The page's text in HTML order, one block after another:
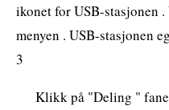
ikonet for USB-stasjonen
menyen . USB-stasjonen
3
Klikk på "Deling "